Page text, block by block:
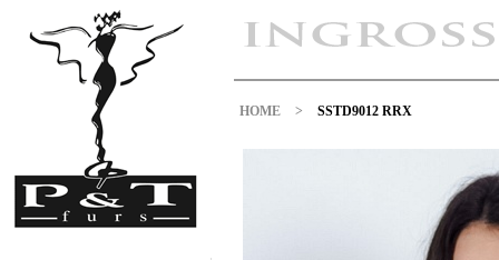
HOME > SSTD9012 RRX